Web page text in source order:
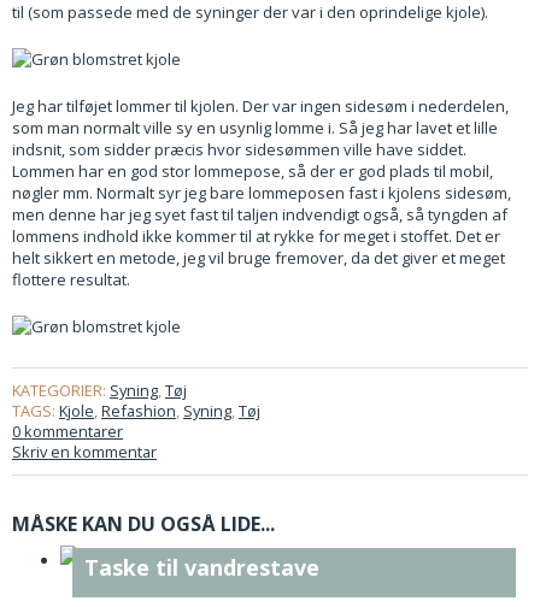
til (som passede med de syninger der var i den oprindelige kjole).
Jeg har tilføjet lommer til kjolen. Der var ingen sidesøm i nederdelen,
som man normalt ville sy en usynlig lomme i. Så jeg har lavet et lille
indsnit, som sidder præcis hvor sidesømmen ville have siddet.
Lommen har en god stor lommepose, så der er god plads til mobil,
nøgler mm. Normalt syr jeg bare lommeposen fast i kjolens sidesøm,
men denne har jeg syet fast til taljen indvendigt også, så tyngden af
lommens indhold ikke kommer til at rykke for meget i stoffet. Det er
helt sikkert en metode, jeg vil bruge fremover, da det giver et meget
flottere resultat.
KATEGORIER: Syning,Tøj
TAGS: Kjole,Refashion, Syning,Tøj
0 kommentarer
Skriv en kommentar
MÅSKE KAN DU OGSÅ LIDE...
Taske til vandrestave